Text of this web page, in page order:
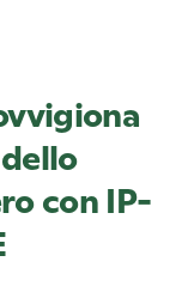
con IP-